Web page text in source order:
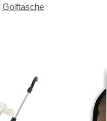
Golftasche